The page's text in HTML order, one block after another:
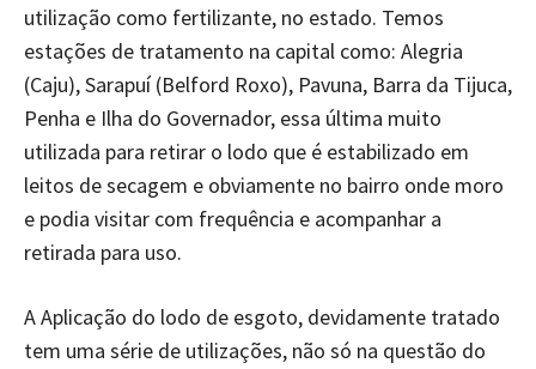
utilização como fertilizante, no estado. Temos
estações de tratamento na capital como: Alegria
(Caju), Sarapuí (Belford Roxo), Pavuna, Barra da Tijuca,
Penha e Ilha do Governador, essa última muito
utilizada para retirar o lodo que é estabilizado em
leitos de secagem e obviamente no bairro onde moro
e podia visitar com frequência e acompanhar a
retirada para uso.
A Aplicação do lodo de esgoto, devidamente tratado
tem uma série de utilizações, não só na questão do